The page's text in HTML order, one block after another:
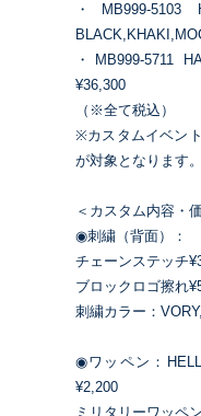
・MB999-
・MB999-5711
¥36,300
（※全て税込）
※カスタムイベン
が対象となります。
＜カスタム内容・
◉刺繍（背面）：
チェーンステッチ
ブロックロゴ擦れ
刺繍カラー：
◉ワッペン：
¥2,200
ミリタリーワッペ